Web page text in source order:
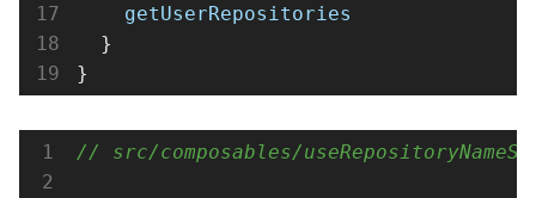
getUserRepositories
  }
}
// src/composables/